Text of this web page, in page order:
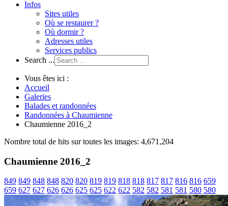
Infos
Sites utiles
Où se restaurer ?
Où dormir ?
Adresses utiles
Services publics
Search ...
Vous êtes ici :
Accueil
Galeries
Balades et randonnées
Randonnées à Chaumienne
Chaumienne 2016_2
Nombre total de hits sur toutes les images: 4,671,204
Chaumienne 2016_2
849 849 848 848 820 820 819 819 818 818 817 817 816 816 659
659 627 627 626 626 625 625 622 622 582 582 581 581 580 580